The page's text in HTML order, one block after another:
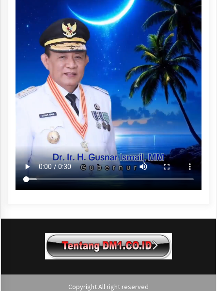
Copyright All right reserved